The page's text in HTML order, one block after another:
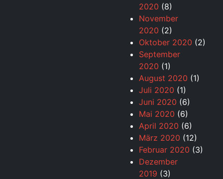
2020 (8)
November
2020 (2)
Oktober 2020 (2)
September
2020 (1)
August 2020 (1)
Juli 2020 (1)
Juni 2020 (6)
Mai 2020 (6)
April 2020 (6)
März 2020 (12)
Februar 2020 (3)
Dezember
2019 (3)